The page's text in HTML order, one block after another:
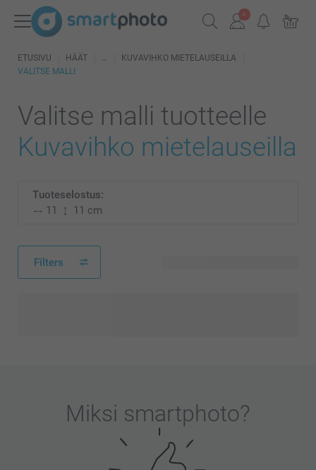
ETUSIVU HÄÄT
KUVAVIHKO MIETELAUSEILLA
VALITSE MALLI
Valitse malli tuotteelle
Kuvavihko mietelauseilla
Tuoteselostus:
11
11 cm
Filters
Miksi smartphoto?